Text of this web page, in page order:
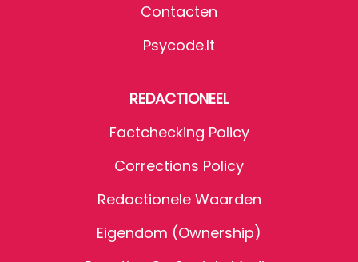
Contacten
Psycode.it
REDACTIONEEL
Factchecking Policy
Corrections Policy
Redactionele Waarden
Eigendom (Ownership)